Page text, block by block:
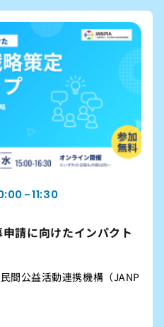
- 12:00
づくりを考える「オンラ
援ネットワーク（公益財団
定特定非営利活動法人長野